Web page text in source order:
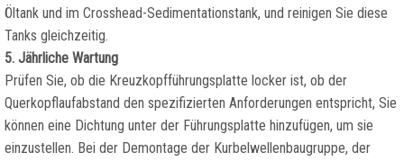
Öltank und im Crosshead-Sedimentationstank, und reinigen Sie diese
Tanks gleichzeitig.
5. Jährliche Wartung
Prüfen Sie, ob die Kreuzkopfführungsplatte locker ist, ob der
Querkopflaufabstand den spezifizierten Anforderungen entspricht, Sie
können eine Dichtung unter der Führungsplatte hinzufügen, um sie
einzustellen. Bei der Demontage der Kurbelwellenbaugruppe, der